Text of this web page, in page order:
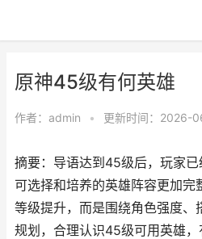
原神45级有何英雄
作者： admin • 更新时间：2026-
摘要：导语达到45级后，玩家已
可选择和培养的英雄阵容更加完
等级提升，而是围绕角色强度、
规划，合理认识45级可用英雄